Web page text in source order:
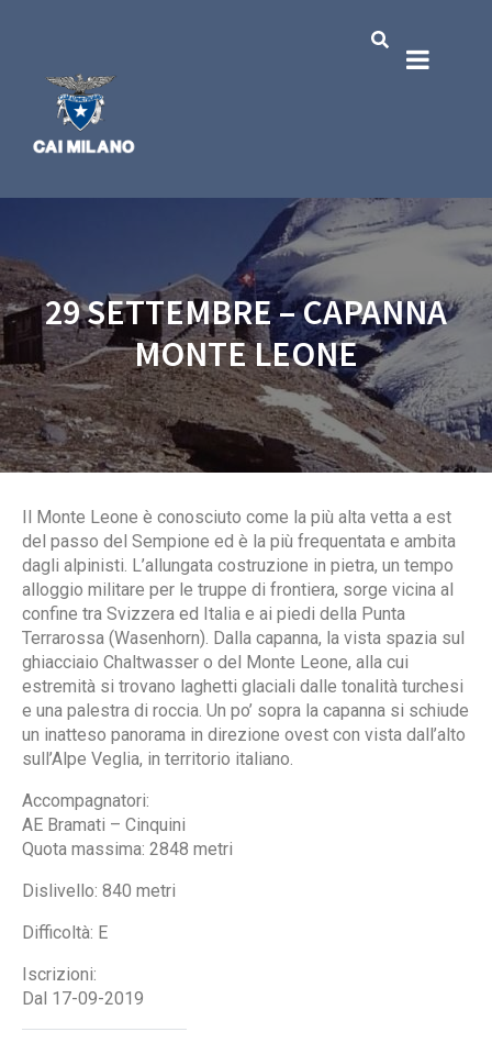
29 SETTEMBRE – CAPANNA
MONTE LEONE
Il Monte Leone è conosciuto come la più alta vetta a est
del passo del Sempione ed è la più frequentata e ambita
dagli alpinisti. L’allungata costruzione in pietra, un tempo
alloggio militare per le truppe di frontiera, sorge vicina al
confine tra Svizzera ed Italia e ai piedi della Punta
Terrarossa (Wasenhorn). Dalla capanna, la vista spazia sul
ghiacciaio Chaltwasser o del Monte Leone, alla cui
estremità si trovano laghetti glaciali dalle tonalità turchesi
e una palestra di roccia. Un po’ sopra la capanna si schiude
un inatteso panorama in direzione ovest con vista dall’alto
sull’Alpe Veglia, in territorio italiano.
Accompagnatori:
AE Bramati – Cinquini
Quota massima: 2848 metri
Dislivello: 840 metri
Difficoltà: E
Iscrizioni:
Dal 17-09-2019